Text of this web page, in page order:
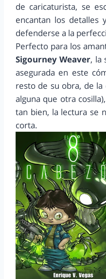
de caricaturista, se
encantan los detalles
defenderse a la
Perfecto para los
Sigourney Weaver, la
asegurada en este
resto de su obra, de
alguna que otra
tan bien, la lectura se
corta.